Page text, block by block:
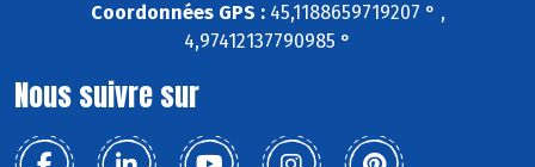
Coordonnées GPS :45,1188659719207 ° ,
4,97412137790985 °
Nous suivre sur